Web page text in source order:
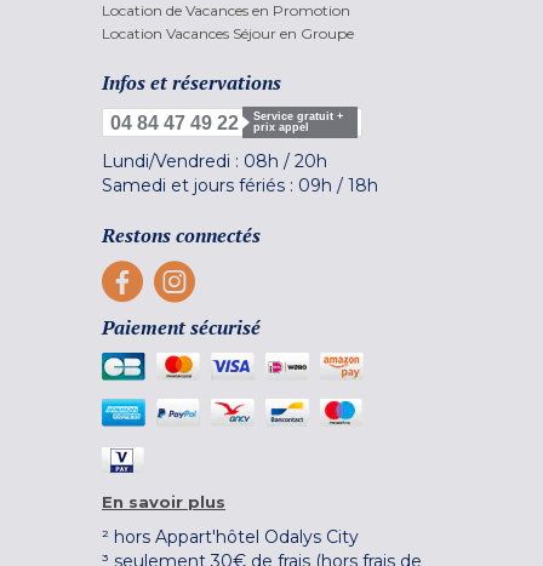
Location de Vacances en Promotion
Location Vacances Séjour en Groupe
Infos et réservations
04 84 47 49 22
Service gratuit +
prix appel
Lundi/Vendredi : 08h / 20h
Samedi et jours fériés : 09h / 18h
Restons connectés
Paiement sécurisé
En savoir plus
² hors Appart'hôtel Odalys City
³ seulement 30€ de frais (hors frais de